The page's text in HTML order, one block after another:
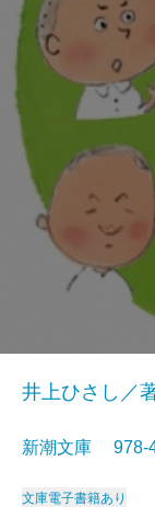
井上ひさし／
新潮文庫 978-
文庫電子書籍あり